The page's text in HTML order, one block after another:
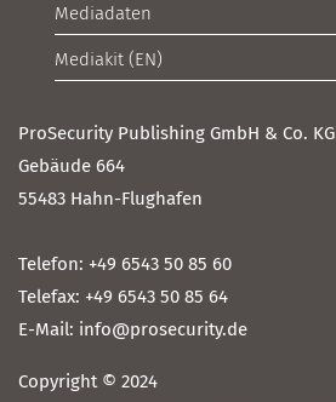
Mediadaten
Mediakit (EN)
ProSecurity Publishing GmbH & Co. KG
Gebäude 664
55483 Hahn-Flughafen
Telefon: +49 6543 50 85 60
Telefax: +49 6543 50 85 64
E-Mail: info@prosecurity.de
Copyright © 2024